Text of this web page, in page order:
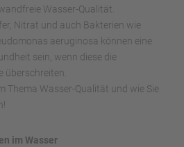
Wasser-Qualität.
Nitrat und auch Bakterien wie
aeruginosa können eine
sein, wenn diese die
überschreiten.
Thema Wasser-Qualität und wie Sie
im Wasser